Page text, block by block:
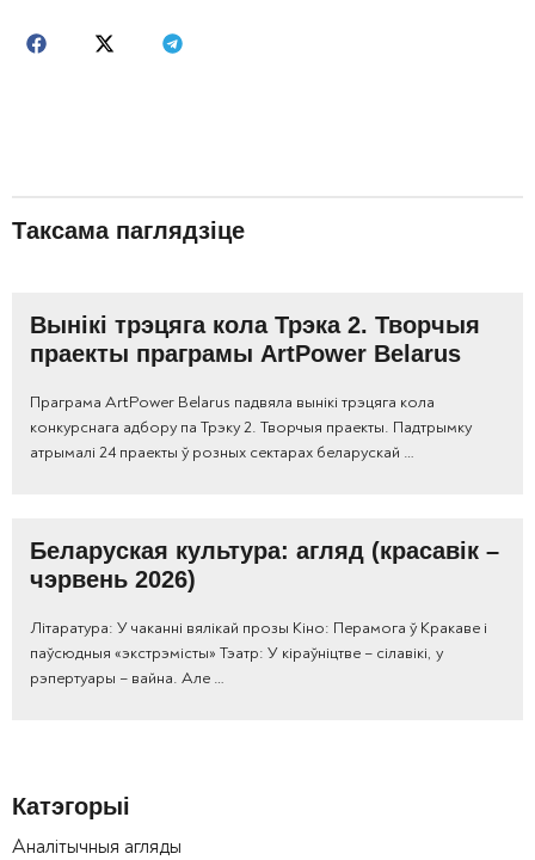
Таксама паглядзіце
Вынікі трэцяга кола Трэка 2. Творчыя
праекты праграмы ArtPower Belarus
Праграма ArtPower Belarus падвяла вынікі трэцяга кола
конкурснага адбору па Трэку 2. Творчыя праекты. Падтрымку
атрымалі 24 праекты ў розных сектарах беларускай …
Беларуская культура: агляд (красавік –
чэрвень 2026)
Літаратура: У чаканні вялікай прозы Кіно: Перамога ў Кракаве і
паўсюдныя «экстрэмісты» Тэатр: У кіраўніцтве – сілавікі, у
рэпертуары – вайна. Але …
Катэгорыі
Аналітычныя агляды